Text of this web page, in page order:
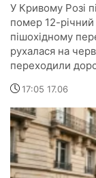
У Кривому Розі
помер 12-
пішохідному
рухалася на
переходили
17:05 17.06